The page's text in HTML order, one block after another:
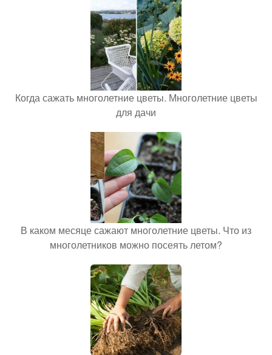
Когда сажать многолетние цветы. Многолетние цветы
для дачи
В каком месяце сажают многолетние цветы. Что из
многолетников можно посеять летом?